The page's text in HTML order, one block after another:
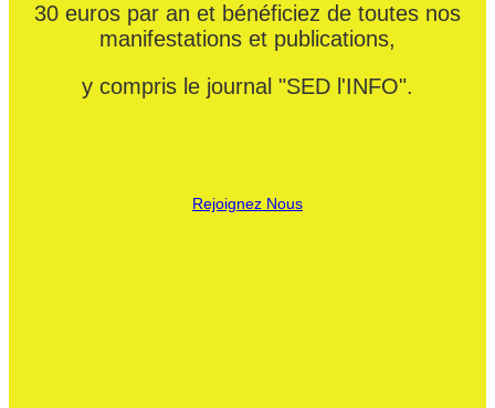
30 euros par an et bénéficiez de toutes nos
manifestations et publications,
y compris le journal "SED l'INFO".
Rejoignez Nous